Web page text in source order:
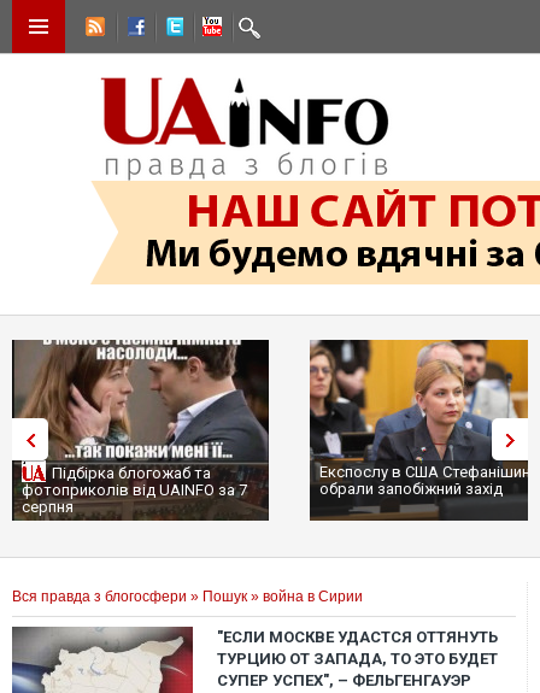
Підбірка блогожаб та
фотоприколів від UAINFO за 7
серпня
Експослу в США
обрали запобіжний захід
Вся правда з блогосфери » Пошук » война в Сирии
"ЕСЛИ МОСКВЕ УДАСТСЯ ОТТЯНУТЬ
ТУРЦИЮ ОТ ЗАПАДА, ТО ЭТО БУДЕТ
СУПЕР УСПЕХ", – ФЕЛЬГЕНГАУЭР